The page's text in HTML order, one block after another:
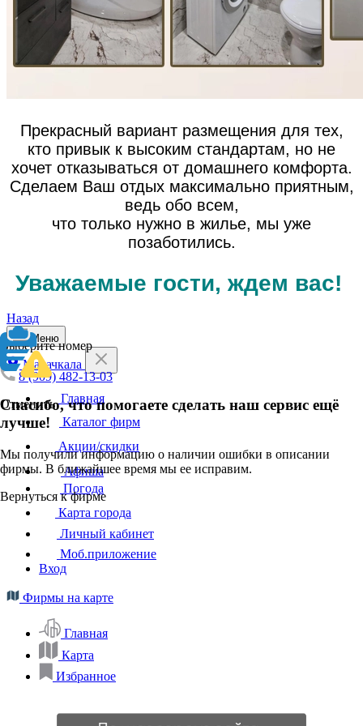
Прекрасный вариант размещения для тех,
кто привык к высоким стандартам, но не
хочет отказываться от домашнего комфорта.
Сделаем Ваш отдых максимально приятным,
ведь обо всем,
что только нужно в жилье, мы уже
позаботились.
Уважаемые гости, ждем вас!
Назад
Выберите номер
8 (909) 482-13-03
Отменить
Спасибо, что помогаете сделать наш сервис ещё
лучше!
Мы получили информацию о наличии ошибки в описании
фирмы. В ближайшее время мы ее исправим.
Вернуться к фирме
Меню
Махачкала
Главная
Каталог фирм
Акции/скидки
Афиша
Погода
Карта города
Личный кабинет
Моб.приложение
Вход
Фирмы на карте
Главная
Карта
Избранное